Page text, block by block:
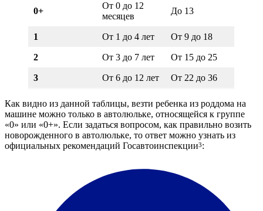
0+
От 0 до 12
месяцев
До 13
1 От 1 до 4 лет От 9 до 18
2 От 3 до 7 лет От 15 до 25
3 От 6 до 12 лет От 22 до 36
Как видно из данной таблицы, везти ребенка из роддома на
машине можно только в автолюльке, относящейся к группе
«0» или «0+». Если задаться вопросом, как правильно возить
новорожденного в автолюльке, то ответ можно узнать из
официальных рекомендаций Госавтоинспекции3: